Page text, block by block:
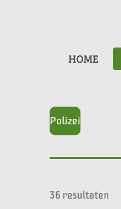
HOME
Polizei
36 resultaten